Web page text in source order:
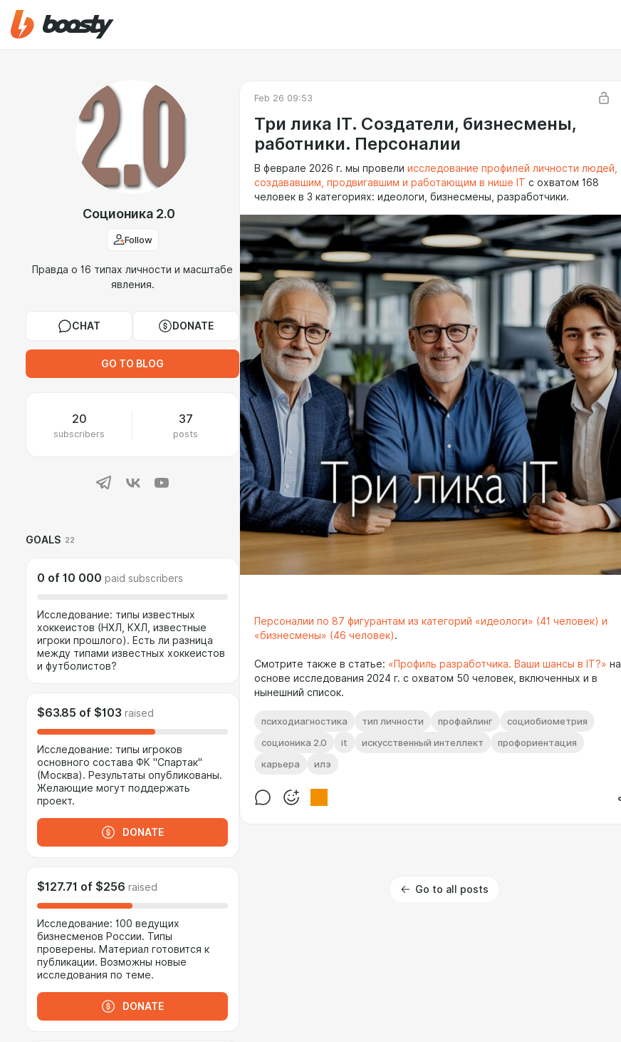
Соционика 2.0
Follow
Правда о 16 типах личности и масштабе
явления.
CHAT DONATE
GO TO BLOG
20
subscribers
37
posts
GOALS 22
0 of 10 000 paid subscribers
Исследование: типы известных
хоккеистов (НХЛ, КХЛ, известные
игроки прошлого). Есть ли разница
между типами известных хоккеистов
и футболистов?
$63.85 of $103 raised
Исследование: типы игроков
основного состава ФК "Спартак"
(Москва). Результаты опубликованы.
Желающие могут поддержать
проект.
DONATE
$127.71 of $256 raised
Исследование: 100 ведущих
бизнесменов России. Типы
проверены. Материал готовится к
публикации. Возможны новые
исследования по теме.
DONATE
Feb 26 09:53
Три лика IT. Создатели, бизнесмены,
работники. Персоналии
В феврале 2026 г. мы провели исследование профилей личности людей,
создававшим, продвигавшим и работающим в нише IT с охватом 168
человек в 3 категориях: идеологи, бизнесмены, разработчики.
Персоналии по 87 фигурантам из категорий «идеологи» (41 человек) и
«бизнесмены» (46 человек).
Смотрите также в статье: «Профиль разработчика. Ваши шансы в IT?» на
основе исследования 2024 г. с охватом 50 человек, включенных и в
нынешний список.
психодиагностика тип личности профайлинг
социобиометрия
соционика 2.0
it искусственный интеллект
профориентация
карьера
илэ
Go to all posts